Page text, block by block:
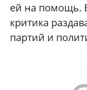
ей на помощь.
критика
партий и